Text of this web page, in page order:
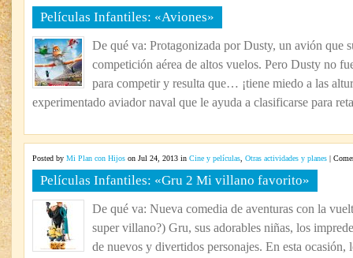
Películas Infantiles: «Aviones»
De qué va: Protagonizada por Dusty, un avión que
competición aérea de altos vuelos. Pero Dusty no
para competir y resulta que… ¡tiene miedo a las
experimentado aviador naval que le ayuda a clasificarse para
Posted by Mi Plan con Hijos on Jul 24, 2013 in Cine y películas Otras actividades y planes |
Películas Infantiles: «Gru 2 Mi villano favorito»
De qué va: Nueva comedia de aventuras con la
super villano?) Gru, sus adorables niñas, los
de nuevos y divertidos personajes. En esta ocasión,